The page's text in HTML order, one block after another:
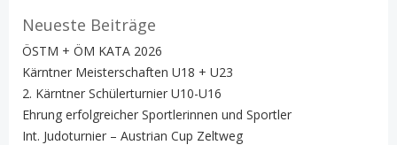
Neueste Beiträge
ÖSTM + ÖM KATA 2026
Kärntner Meisterschaften U18 + U23
2. Kärntner Schülerturnier U10-U16
Ehrung erfolgreicher Sportlerinnen und Sportler
Int. Judoturnier – Austrian Cup Zeltweg